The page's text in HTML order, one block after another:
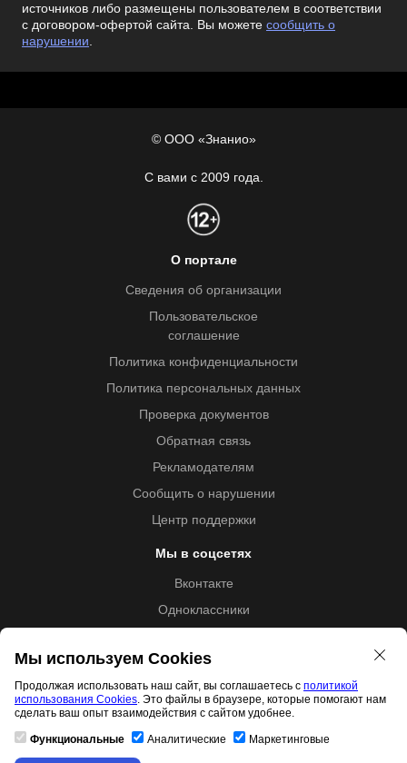
источников либо размещены пользователем в соответствии
с договором-офертой сайта. Вы можете сообщить о
нарушении.
© ООО «Знанио»
С вами с 2009 года.
О портале
Сведения об организации
Пользовательское
соглашение
Политика конфиденциальности
Политика персональных данных
Проверка документов
Обратная связь
Рекламодателям
Сообщить о нарушении
Центр поддержки
Мы в соцсетях
Вконтакте
Одноклассники
Образовательная лицензия №5257 от 09.09.2020 (Л035-
01253-67/00192487)
Мы используем Cookies
Продолжая использовать наш сайт, вы соглашаетесь с политикой
использования Cookies. Это файлы в браузере, которые помогают нам
сделать ваш опыт взаимодействия с сайтом удобнее.
Функциональные Аналитические Маркетинговые